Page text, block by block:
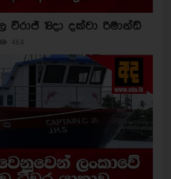
18දා දක්වා රිමාන්ඩ්
464